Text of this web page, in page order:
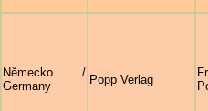
Německo /
Germany
Popp Verlag